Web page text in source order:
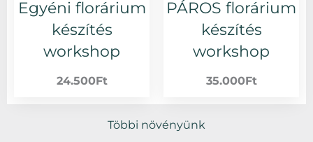
Egyéni florárium
készítés
workshop
24.500Ft
PÁROS florárium
készítés
workshop
35.000Ft
Többi növényünk